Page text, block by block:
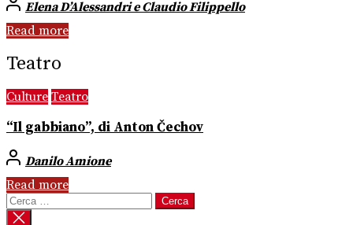
Elena D’Alessandri e Claudio Filippello
Read more
Teatro
Culture Teatro
“Il gabbiano”, di Anton Čechov
Danilo Amione
Read more
Ricerca
per: